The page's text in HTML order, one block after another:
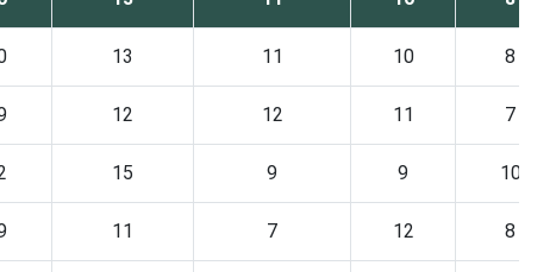
13 11 10 8
12 12 11 7
15 9 9 10
11 7 12 8